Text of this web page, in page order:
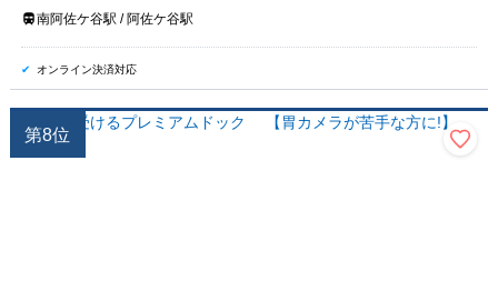
南阿佐ケ谷駅 / 阿佐ケ谷駅
オンライン決済対応
第8位